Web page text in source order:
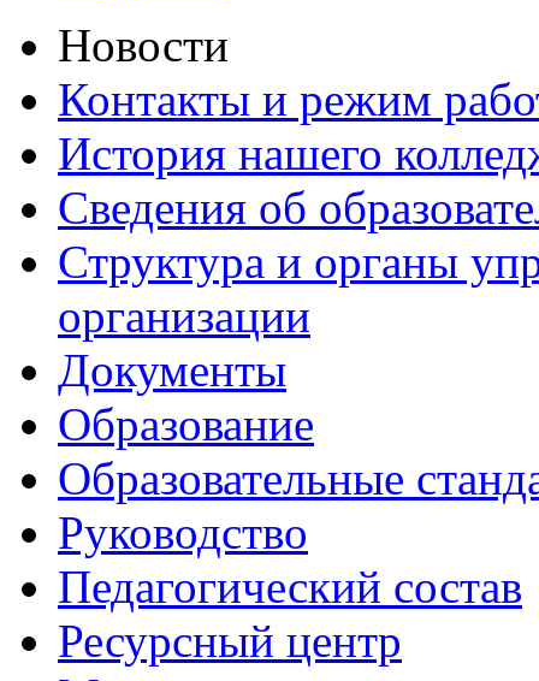
Новости
Контакты и режим
История нашего
Сведения об
Структура и органы
организации
Документы
Образование
Образовательные
Руководство
Педагогический состав
Ресурсный центр